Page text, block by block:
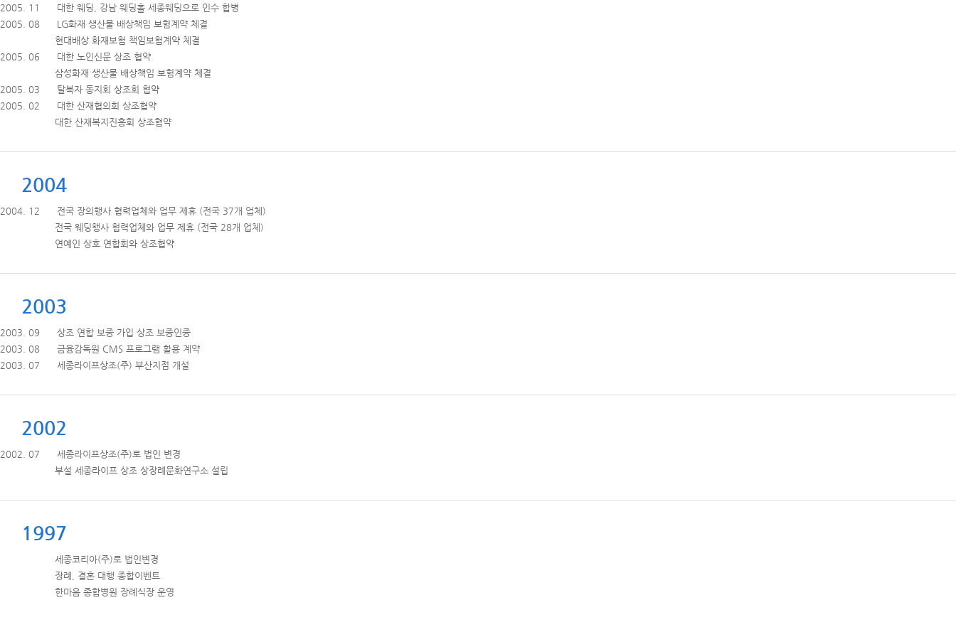
2005. 11 대한 웨딩, 강남 웨딩홀 세종웨딩으로 인수 합병
2005. 08 LG화재 생산물 배상책임 보험계약 체결
현대배상 화재보험 책임보험계약 체결
2005. 06 대한 노인신문 상조 협약
삼성화재 생산물 배상책임 보험계약 체결
2005. 03 탈북자 동지회 상조회 협약
2005. 02 대한 산재협의회 상조협약
대한 산재복지진흥회 상조협약
2004
2004. 12 전국 장의행사 협력업체와 업무 제휴 (전국 37개 업체)
전국 웨딩행사 협력업체와 업무 제휴 (전국 28개 업체)
연예인 상호 연합회와 상조협약
2003
2003. 09 상조 연합 보증 가입 상조 보증인증
2003. 08 금융감독원 CMS 프로그램 활용 계약
2003. 07 세종라이프상조(주) 부산지점 개설
2002
2002. 07 세종라이프상조(주)로 법인 변경
부설 세종라이프 상조 상장례문화연구소 설립
1997
세종코리아(주)로 법인변경
장례, 결혼 대행 종합이벤트
한마음 종합병원 장례식장 운영